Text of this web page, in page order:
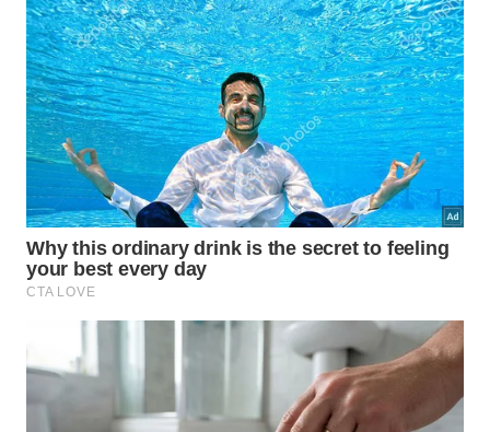
considerado histórico.
As análises dos fragmentos poderão revelar
informações que ajudam a entender como essa
gigantesca construção foi planejada. Entre os
principais objetivos da pesquisa estão: